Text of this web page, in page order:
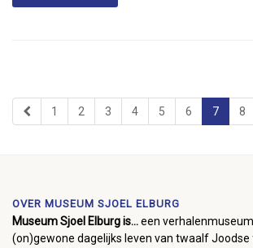
1 2 3 4 5 6 7 8
OVER MUSEUM SJOEL ELBURG
Museum Sjoel Elburg is...een
(on)gewone dagelijks leven van twaalf